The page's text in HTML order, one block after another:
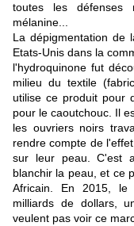
toutes les
mélanine...
La dépigmentation de
Etats-Unis dans la
l'hydroquinone fut
milieu du textile
utilise ce produit pour
pour le caoutchouc. Il
les ouvriers noirs
rendre compte de
sur leur peau. C'est
blanchir la peau, et ce
Africain. En 2015,
milliards de dollars,
veulent pas voir ce